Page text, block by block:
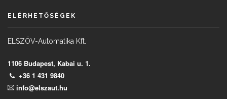
ELÉRHETŐSÉGEK
ELSZÖV-Automatika Kft.
1106 Budapest, Kabai u. 1.
+36 1 431 9840
info@elszaut.hu